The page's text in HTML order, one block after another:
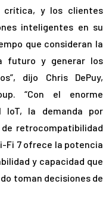
crítica, y los clientes
inteligentes en su
que consideran la
futuro y generar los
dijo Chris DePuy,
“Con el enorme
IoT, la demanda por
retrocompatibilidad
Fi 7 ofrece la potencia
y capacidad que
toman decisiones de